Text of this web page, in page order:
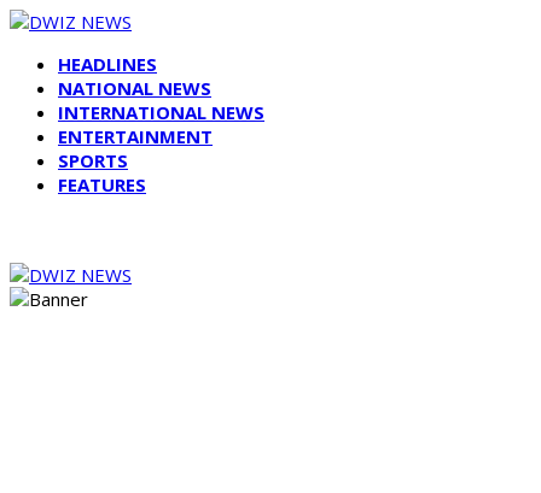
HEADLINES
NATIONAL NEWS
INTERNATIONAL NEWS
ENTERTAINMENT
SPORTS
FEATURES